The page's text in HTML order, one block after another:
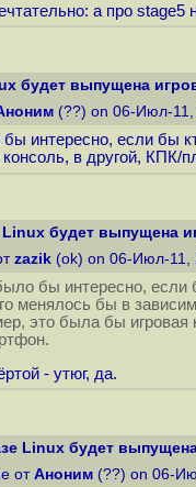
а про stage5
будет выпущена
(??) on 06-Июл-11,
интересно, если бы
консоль, в другой, КПК/
будет выпущена
zazik (ok) on 06-Июл-11,
бы интересно, если
менялось бы в
это была бы игровая
- утюг, да.
Linux будет
от Аноним (??) on 06-